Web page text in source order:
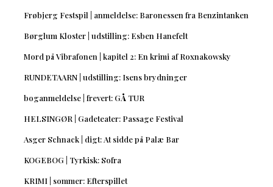
Frøbjerg Festspil | anmeldelse: Baronessen fra Benzintanken
Børglum Kloster | udstilling: Esben Hanefelt
Mord på Vibrafonen | kapitel 2: En krimi af Roxnakowsky
RUNDETAARN | udstilling: Isens brydninger
boganmeldelse | frevert: GÅ TUR
HELSINGØR | Gadeteater: Passage Festival
Asger Schnack | digt: At sidde på Palæ Bar
KOGEBOG | Tyrkisk: Sofra
KRIMI | sommer: Efterspillet